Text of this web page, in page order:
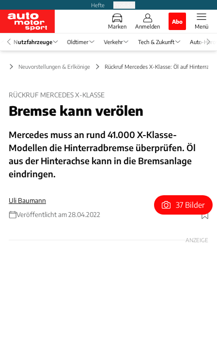
Hefte
Marken Anmelden
Abo
Menü
Nutzfahrzeuge Oldtimer Verkehr Tech & Zukunft Auto-
Neuvorstellungen & Erlkönige Rückruf Mercedes X-Klasse: Öl auf
RÜCKRUF MERCEDES X-KLASSE
Bremse kann verölen
Mercedes muss an rund 41.000 X-Klasse-
Modellen die Hinterradbremse überprüfen. Öl
aus der Hinterachse kann in die Bremsanlage
eindringen.
Uli Baumann
Veröffentlicht am 28.04.2022
Foto: Mercedes
37 Bilder
ANZEIGE